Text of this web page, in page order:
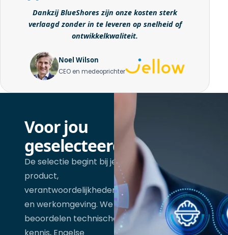
Dankzij BlueShores zijn onze kosten sterk
verlaagd zonder in te leveren op snelheid of
ontwikkelkwaliteit.
Noel Wilson
CEO en medeoprichter
Voor jou
geselecteerd
De selectie begint bij je
product,
verantwoordelijkheden
en werkomgeving. We
beoordelen technische
kennis, Engelse